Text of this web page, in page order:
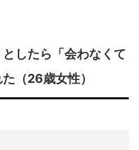
したら「会わなくて
（26歳女性）